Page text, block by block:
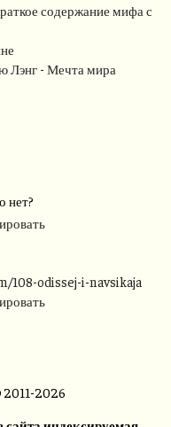
содержание мифа с
Лэнг - Мечта мира
нет?
odissej-i-navsikaja
2026